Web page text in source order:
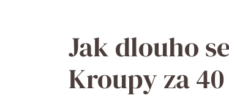
Jak dlouho
Kroupy za